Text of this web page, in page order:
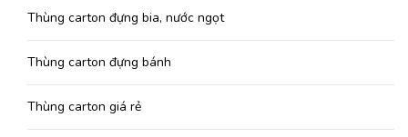
Thùng carton đựng bia, nước ngọt
Thùng carton đựng bánh
Thùng carton giá rẻ